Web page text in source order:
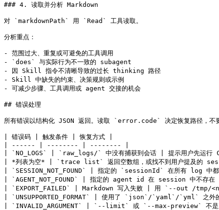
### 4. 读取并分析 Markdown
对 `markdownPath` 用 `Read` 工具读取。
分析重点：
- 范围过大、重复或可避免的工具调用
- `does` 与实际行为不一致的 subagent
- 因 Skill 指令不清晰导致的过长 thinking 路径
- Skill 中缺失的约束、决策规则或示例
- 可减少步骤、工具调用或 agent 交接的机会
## 错误处理
所有错误以结构化 JSON 返回。读取 `error.code` 决定恢复路径，
| 错误码 | 触发条件 | 恢复方式 |
| ------ | -------- | -------- |
| `NO_LOGS` | `raw_logs/` 中没有捕获到会话 | 提示用户先运行
| *列表为空* | `trace list` 返回空数组，或找不到用户提及的
| `SESSION_NOT_FOUND` | 指定的 `sessionId` 在所有
| `AGENT_NOT_FOUND` | 指定的 agent id 在 session 中
| `EXPORT_FAILED` | Markdown 写入失败 | 用 `--out /tmp/
| `UNSUPPORTED_FORMAT` | 使用了 `json`/`yaml`/
| `INVALID_ARGUMENT` | `--limit` 或 `--max-preview` 不是正